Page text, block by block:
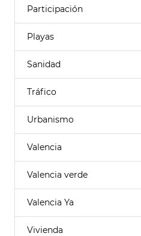
Participación
Playas
Sanidad
Tráfico
Urbanismo
Valencia
Valencia verde
Valencia Ya
Vivienda